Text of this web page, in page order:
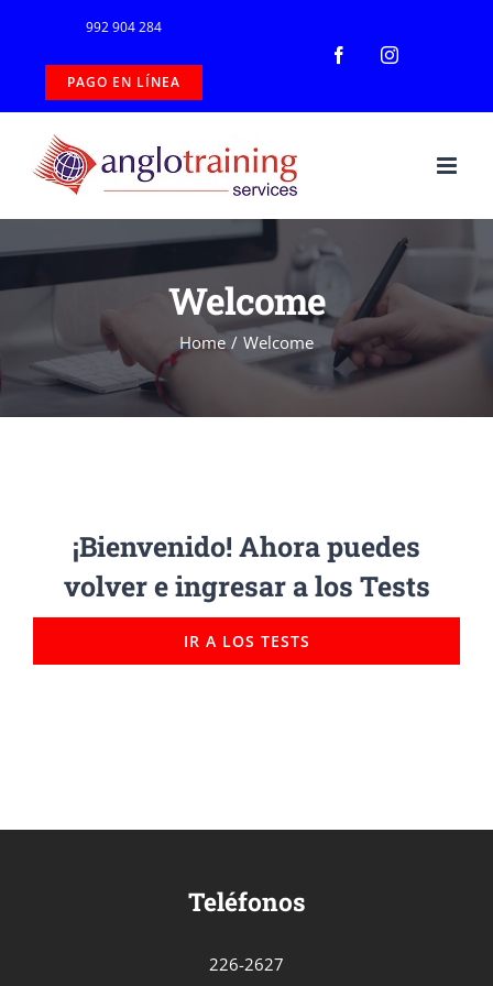
992 904 284
PAGO EN LÍNEA
FacebookInstagram
Welcome
Home / Welcome
¡Bienvenido! Ahora puedes
volver e ingresar a los Tests
IR A LOS TESTS
Teléfonos
226-2627